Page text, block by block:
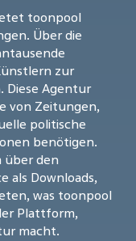
toonpool
Über die
zur
Diese Agentur
von Zeitungen,
politische
benötigen.
über den
als Downloads,
was toonpool
Plattform,
macht.